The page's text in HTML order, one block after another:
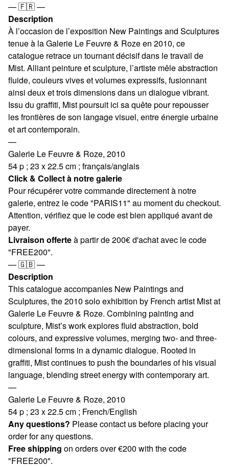
— 🇫🇷 —
Description
À l’occasion de l’exposition New Paintings and Sculptures
tenue à la Galerie Le Feuvre & Roze en 2010, ce
catalogue retrace un tournant décisif dans le travail de
Mist. Alliant peinture et sculpture, l’artiste mêle abstraction
fluide, couleurs vives et volumes expressifs, fusionnant
ainsi deux et trois dimensions dans un dialogue vibrant.
Issu du graffiti, Mist poursuit ici sa quête pour repousser
les frontières de son langage visuel, entre énergie urbaine
et art contemporain.
—
Galerie Le Feuvre & Roze, 2010
54 p ; 23 x 22.5 cm ; français/anglais
Click & Collect à notre galerie
Pour récupérer votre commande directement à notre
galerie, entrez le code "PARIS11" au moment du checkout.
Attention, vérifiez que le code est bien appliqué avant de
payer.
Livraison offerteà partir de 200€ d'achat avec le code
"FREE200".
— 🇬🇧 —
Description
This catalogue accompanies New Paintings and
Sculptures, the 2010 solo exhibition by French artist Mist at
Galerie Le Feuvre & Roze. Combining painting and
sculpture, Mist’s work explores fluid abstraction, bold
colours, and expressive volumes, merging two- and three-
dimensional forms in a dynamic dialogue. Rooted in
graffiti, Mist continues to push the boundaries of his visual
language, blending street energy with contemporary art.
—
Galerie Le Feuvre & Roze, 2010
54 p ; 23 x 22.5 cm ; French/English
Any questions? Please contact us before placing your
order for any questions.
Free shipping on orders over €200 with the code
"FREE200".